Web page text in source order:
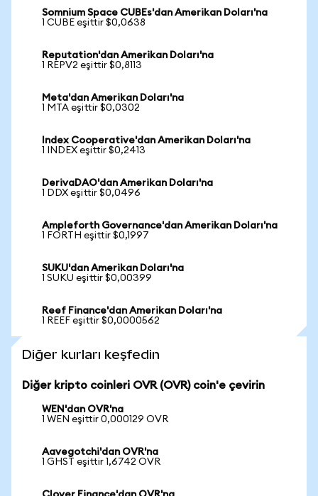
Somnium Space CUBEs'dan Amerikan Doları'na
1 CUBE eşittir $0,0638
Reputation'dan Amerikan Doları'na
1 REPV2 eşittir $0,8113
Meta'dan Amerikan Doları'na
1 MTA eşittir $0,0302
Index Cooperative'dan Amerikan Doları'na
1 INDEX eşittir $0,2413
DerivaDAO'dan Amerikan Doları'na
1 DDX eşittir $0,0496
Ampleforth Governance'dan Amerikan Doları'na
1 FORTH eşittir $0,1997
SUKU'dan Amerikan Doları'na
1 SUKU eşittir $0,00399
Reef Finance'dan Amerikan Doları'na
1 REEF eşittir $0,0000562
Diğer kurları keşfedin
Diğer kripto coinleri OVR (OVR) coin'e çevirin
WEN'dan OVR'na
1 WEN eşittir 0,000129 OVR
Aavegotchi'dan OVR'na
1 GHST eşittir 1,6742 OVR